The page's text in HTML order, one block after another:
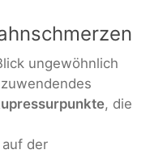
ungewöhnlich
, die
der